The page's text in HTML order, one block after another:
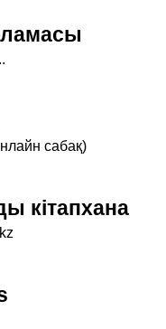
сабақ)
кітапхана